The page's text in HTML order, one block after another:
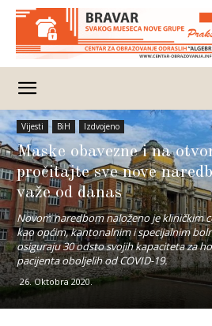
Vijesti BiH Izdvojeno
Maske obavezne i na
pročitajte sve nove
važe od danas
Novom naredbom naloženo je kliničkim
kao općim, kantonalnim i specijalnim
osiguraju 30 odsto svojih kapaciteta za
pacijenta oboljelih od COVID-19.
26. Oktobra 2020.